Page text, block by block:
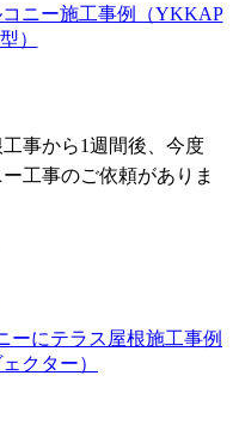
事から1週間後、今度
工事のご依頼がありま